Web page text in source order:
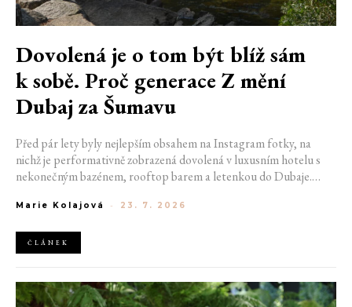
Dovolená je o tom být blíž sám
k sobě. Proč generace Z mění
Dubaj za Šumavu
Před pár lety byly nejlepším obsahem na Instagram fotky, na
nichž je performativně zobrazená dovolená v luxusním hotelu s
nekonečným bazénem, rooftop barem a letenkou do Dubaje.
horách. Ranní koupání v lomu. Výlet vlakem na Šumavu.
Marie Kolajová - 23. 7. 2026
ČLÁNEK